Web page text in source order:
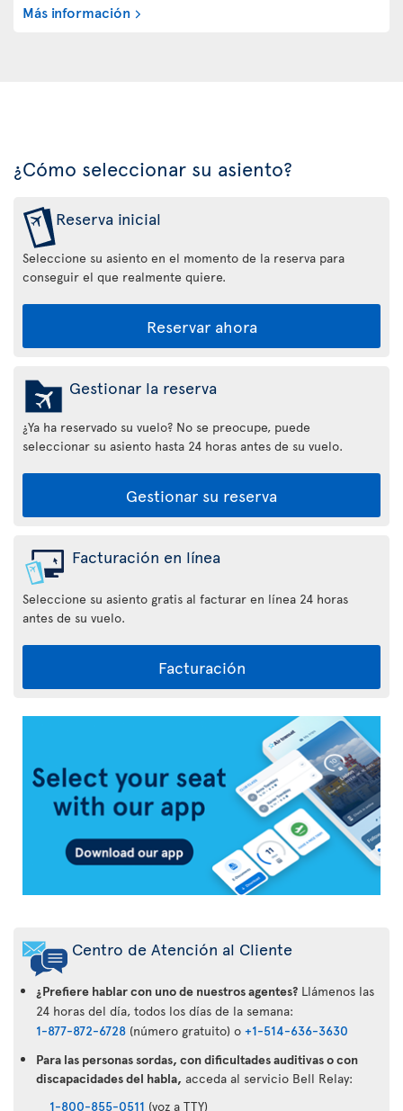
Más información
¿Cómo seleccionar su asiento?
Reserva inicial
Seleccione su asiento en el momento de la reserva para
conseguir el que realmente quiere.
Reservar ahora
Gestionar la reserva
¿Ya ha reservado su vuelo? No se preocupe, puede
seleccionar su asiento hasta 24 horas antes de su vuelo.
Gestionar su reserva
Facturación en línea
Seleccione su asiento gratis al facturar en línea 24 horas
antes de su vuelo.
Facturación
Transat
Centro de Atención al Cliente
¿Prefiere hablar con uno de nuestros agentes? Llámenos las
24 horas del día, todos los días de la semana:
1-877-872-6728 (número gratuito) o +1-514-636-3630
Para las personas sordas, con dificultades auditivas o con
discapacidades del habla, acceda al servicio Bell Relay:
1-800-855-0511 (voz a TTY)